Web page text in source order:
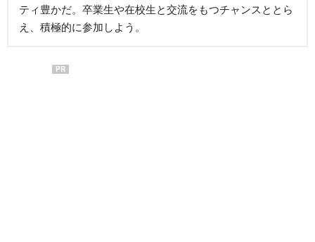
ティ豊かだ。卒業生や在校生と交流をもつチャンスととら
え、積極的に参加しよう。
PR